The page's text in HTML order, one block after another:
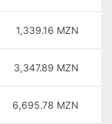
1,339.16 MZN
3,347.89 MZN
6,695.78 MZN